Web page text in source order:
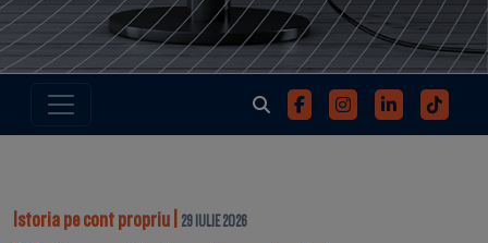
Istoria pe cont propriu 29 IULIE 2026